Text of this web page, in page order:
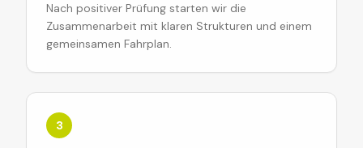
Nach positiver Prüfung starten wir die
Zusammenarbeit mit klaren Strukturen und einem
gemeinsamen Fahrplan.
3